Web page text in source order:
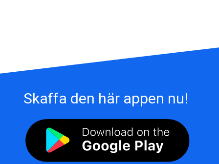
Skaffa den här appen nu!